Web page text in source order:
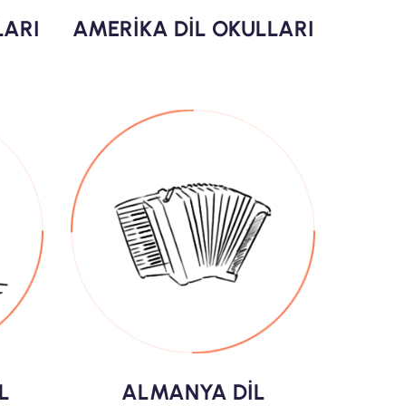
AMERİKA DİL OKULLARI
ALMANYA DİL